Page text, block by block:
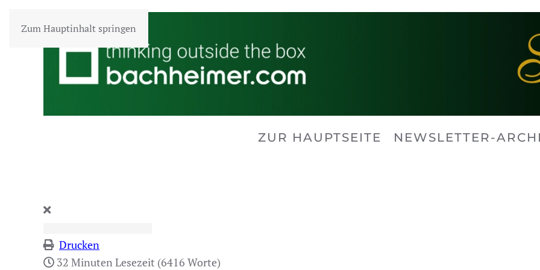
Zum Hauptinhalt springen
ZUR HAUPTSEITE NEWSLETTER-
Drucken
32 Minuten Lesezeit (6416 Worte)